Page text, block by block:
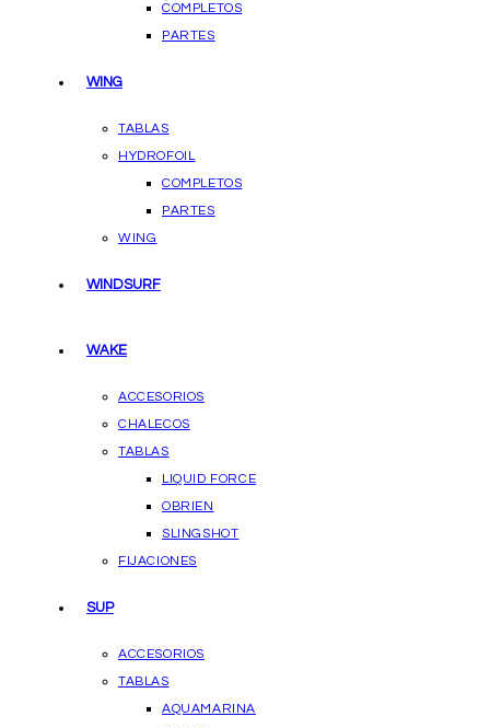
COMPLETOS
PARTES
WING
TABLAS
HYDROFOIL
COMPLETOS
PARTES
WING
WINDSURF
WAKE
ACCESORIOS
CHALECOS
TABLAS
LIQUID FORCE
OBRIEN
SLINGSHOT
FIJACIONES
SUP
ACCESORIOS
TABLAS
AQUAMARINA